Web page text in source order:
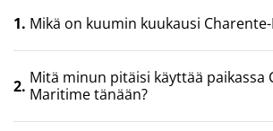
1. Mikä on kuumin kuukausi
2. Mitä minun pitäisi käyttää paikassa
Maritime tänään?